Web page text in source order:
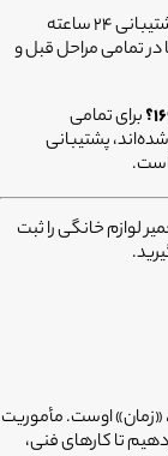
تیم پشتیبانی ۲۴ ساعته
تمامی مراحل قبل و
برای تمامی
پشتیبانی
لوازم خانگی را ثبت
«زمان» اوست. مأموریت
تا کارهای فنی،